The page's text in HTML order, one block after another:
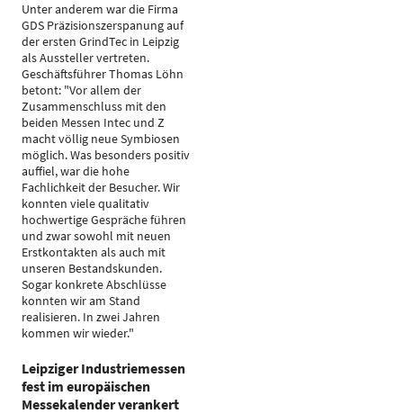
Unter anderem war die Firma
GDS Präzisionszerspanung auf
der ersten GrindTec in Leipzig
als Aussteller vertreten.
Geschäftsführer Thomas Löhn
betont: "Vor allem der
Zusammenschluss mit den
beiden Messen Intec und Z
macht völlig neue Symbiosen
möglich. Was besonders positiv
auffiel, war die hohe
Fachlichkeit der Besucher. Wir
konnten viele qualitativ
hochwertige Gespräche führen
und zwar sowohl mit neuen
Erstkontakten als auch mit
unseren Bestandskunden.
Sogar konkrete Abschlüsse
konnten wir am Stand
realisieren. In zwei Jahren
kommen wir wieder."
Leipziger Industriemessen
fest im europäischen
Messekalender verankert